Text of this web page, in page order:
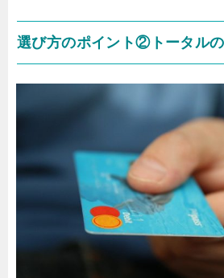
選び方のポイント②トータル